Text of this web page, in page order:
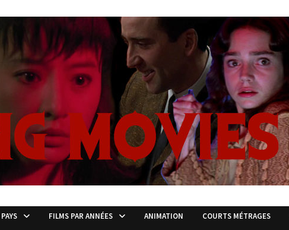
FILMS PAR ANNÉES ANIMATION COURTS MÉTRAGES